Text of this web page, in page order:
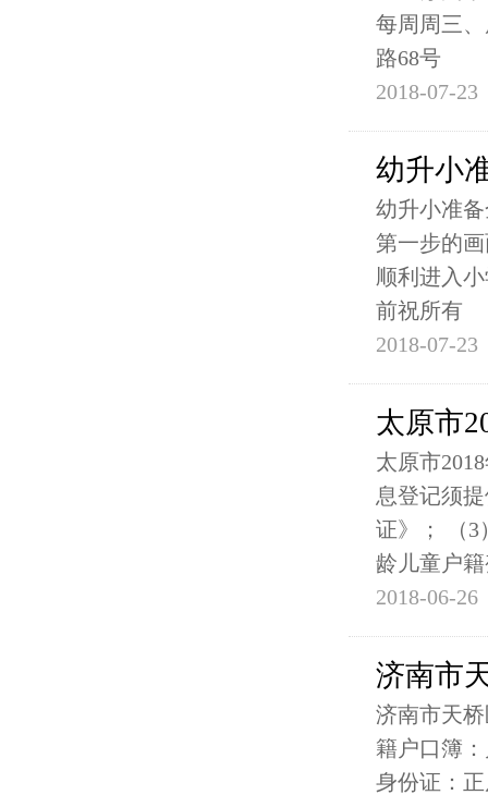
每周周三
路68号
2018-07-23
幼升小
幼升小准
第一步的
顺利进入
前祝所有
2018-07-23
太原市
太原市
息登记须
证》； （3
龄儿童户
2018-06-26
济南市
济南市天
籍户口簿
身份证：